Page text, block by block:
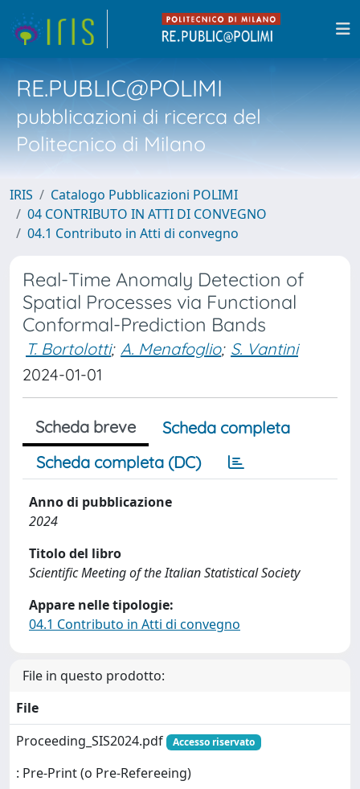
RE.PUBLIC@POLIMI
pubblicazioni di ricerca del
Politecnico di Milano
IRIS
Catalogo Pubblicazioni POLIMI
04 CONTRIBUTO IN ATTI DI CONVEGNO
04.1 Contributo in Atti di convegno
Real-Time Anomaly Detection of
Spatial Processes via Functional
Conformal-Prediction Bands
T. Bortolotti; A. Menafoglio; S. Vantini
2024-01-01
Scheda breve
Scheda completa
Scheda completa (DC)
Anno di pubblicazione
2024
Titolo del libro
Scientific Meeting of the Italian Statistical Society
Appare nelle tipologie:
04.1 Contributo in Atti di convegno
File in questo prodotto:
File
Proceeding_SIS2024.pdf
Accesso riservato
: Pre-Print (o Pre-Refereeing)